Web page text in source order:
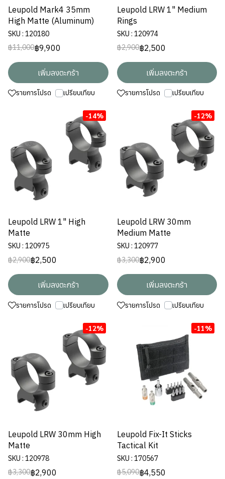
Leupold Mark4 35mm
High Matte (Aluminum)
SKU : 120180
฿11,000฿9,900
เพิ่มลงตะกร้า
รายการโปรด เปรียบเทียบ
Leupold LRW 1" Medium
Rings
SKU : 120974
฿2,900฿2,500
เพิ่มลงตะกร้า
รายการโปรด เปรียบเทียบ
-14%
Leupold LRW 1" High
Matte
SKU : 120975
฿2,900฿2,500
เพิ่มลงตะกร้า
รายการโปรด เปรียบเทียบ
-12%
Leupold LRW 30mm
Medium Matte
SKU : 120977
฿3,300฿2,900
เพิ่มลงตะกร้า
รายการโปรด เปรียบเทียบ
-12%
Leupold LRW 30mm High
Matte
SKU : 120978
฿3,300฿2,900
-11%
Leupold Fix-It Sticks
Tactical Kit
SKU : 170567
฿5,090฿4,550